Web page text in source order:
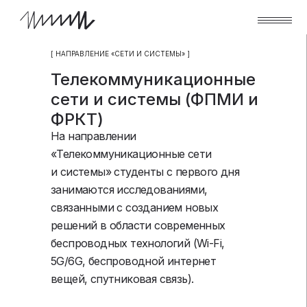
Телекоммуникационные
сети и системы (ФПМИ и
ФРКТ)
[ НАПРАВЛЕНИЕ «СЕТИ И СИСТЕМЫ» ]
На направлении
«Телекоммуникационные сети
и системы» студенты с первого дня
занимаются исследованиями,
связанными с созданием новых
решений в области современных
беспроводных технологий (Wi-Fi,
5G/6G, беспроводной интернет
вещей, спутниковая связь).